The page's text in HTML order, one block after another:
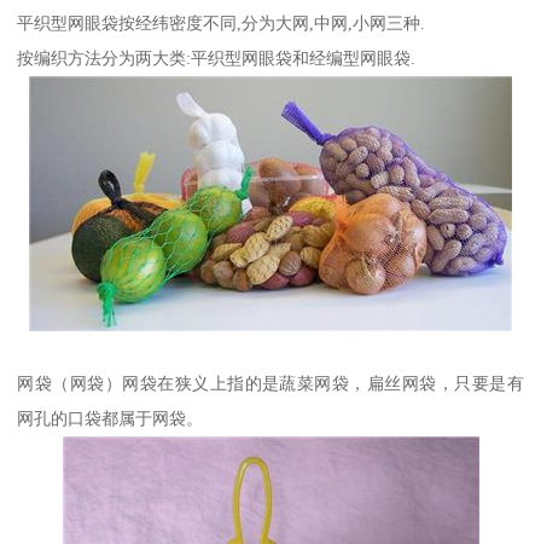
平织型网眼袋按经纬密度不同,分为大网,中网,小网三种.
按编织方法分为两大类:平织型网眼袋和经编型网眼袋.
网袋（网袋）网袋在狭义上指的是蔬菜网袋，扁丝网袋，只要是有
网孔的口袋都属于网袋。